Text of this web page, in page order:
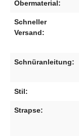
Obermaterial:
Schneller
Versand:
Schnüranleitung:
Stil:
Strapse: